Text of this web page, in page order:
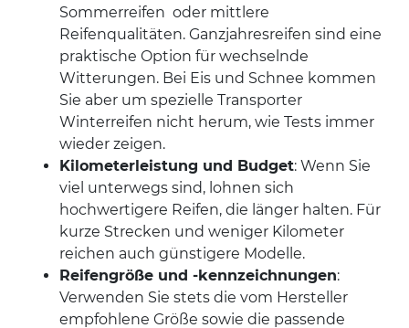
Sommerreifen oder mittlere
Reifenqualitäten. Ganzjahresreifen sind eine
praktische Option für wechselnde
Witterungen. Bei Eis und Schnee kommen
Sie aber um spezielle Transporter
Winterreifen nicht herum, wie Tests immer
wieder zeigen.
Kilometerleistung und Budget: Wenn Sie
viel unterwegs sind, lohnen sich
hochwertigere Reifen, die länger halten. Für
kurze Strecken und weniger Kilometer
reichen auch günstigere Modelle.
Reifengröße und -kennzeichnungen:
Verwenden Sie stets die vom Hersteller
empfohlene Größe sowie die passende